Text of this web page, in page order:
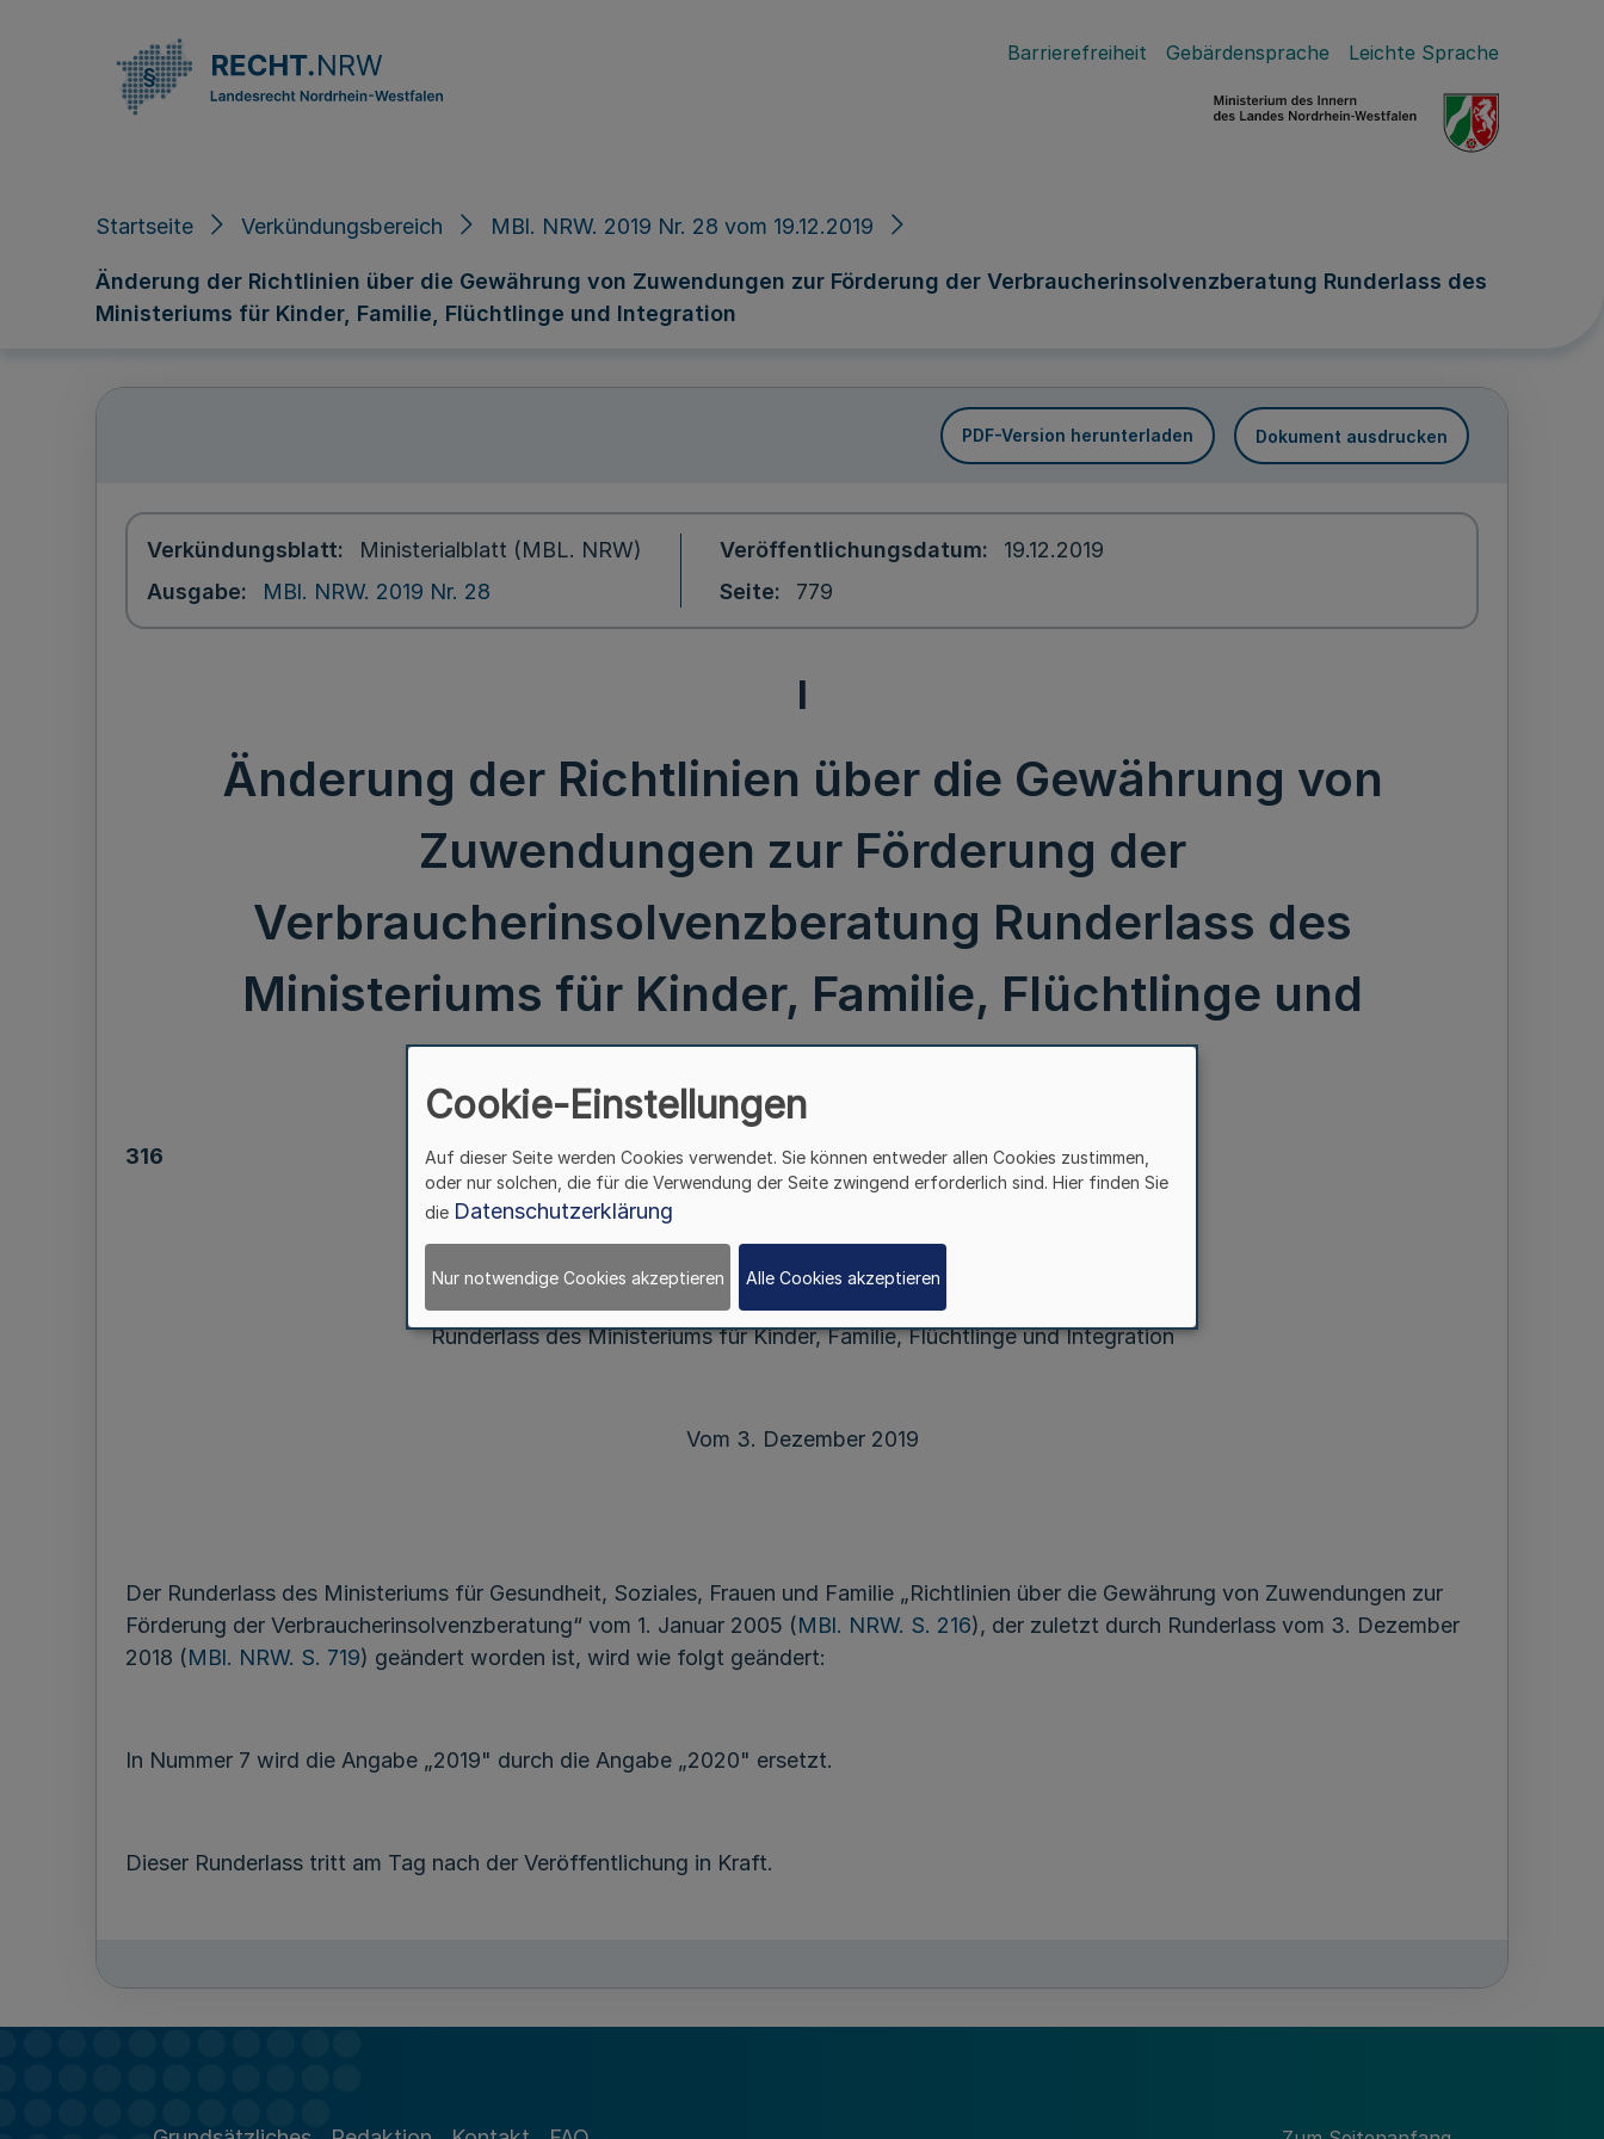
Barrierefreiheit Gebärdensprache Leichte Sprache
Startseite Verkündungsbereich MBl. NRW. 2019 Nr. 28 vom 19.12.2019
Änderung der Richtlinien über die Gewährung von Zuwendungen zur Förderung der Verbraucherinsolvenzberatung Runderlass des
Ministeriums für Kinder, Familie, Flüchtlinge und Integration
PDF-Version herunterladen Dokument ausdrucken
Verkündungsblatt
Ministerialblatt (MBL. NRW)
Ausgabe
MBl. NRW. 2019 Nr. 28
Veröffentlichungsdatum
19.12.2019
Seite
779
I
Änderung der Richtlinien über die Gewährung von
Zuwendungen zur Förderung der
Verbraucherinsolvenzberatung Runderlass des
Ministeriums für Kinder, Familie, Flüchtlinge und
Integration
316
Änderung der Richtlinien
über die Gewährung von Zuwendungen zur
Förderung der Verbraucherinsolvenzberatung
Runderlass des Ministeriums für Kinder, Familie, Flüchtlinge und Integration
Vom 3. Dezember 2019
Der Runderlass des Ministeriums für Gesundheit, Soziales, Frauen und Familie „Richtlinien über die Gewährung von Zuwendungen zur
Förderung der Verbraucherinsolvenzberatung“ vom 1. Januar 2005 (MBl. NRW. S. 216), der zuletzt durch Runderlass vom 3. Dezember
2018 (MBl. NRW. S. 719) geändert worden ist, wird wie folgt geändert:
In Nummer 7 wird die Angabe „2019" durch die Angabe „2020" ersetzt.
Dieser Runderlass tritt am Tag nach der Veröffentlichung in Kraft.
Cookie-Einstellungen
Auf dieser Seite werden Cookies verwendet. Sie können entweder allen Cookies zustimmen,
oder nur solchen, die für die Verwendung der Seite zwingend erforderlich sind. Hier finden Sie
die Datenschutzerklärung
Nur notwendige Cookies akzeptieren Alle Cookies akzeptieren